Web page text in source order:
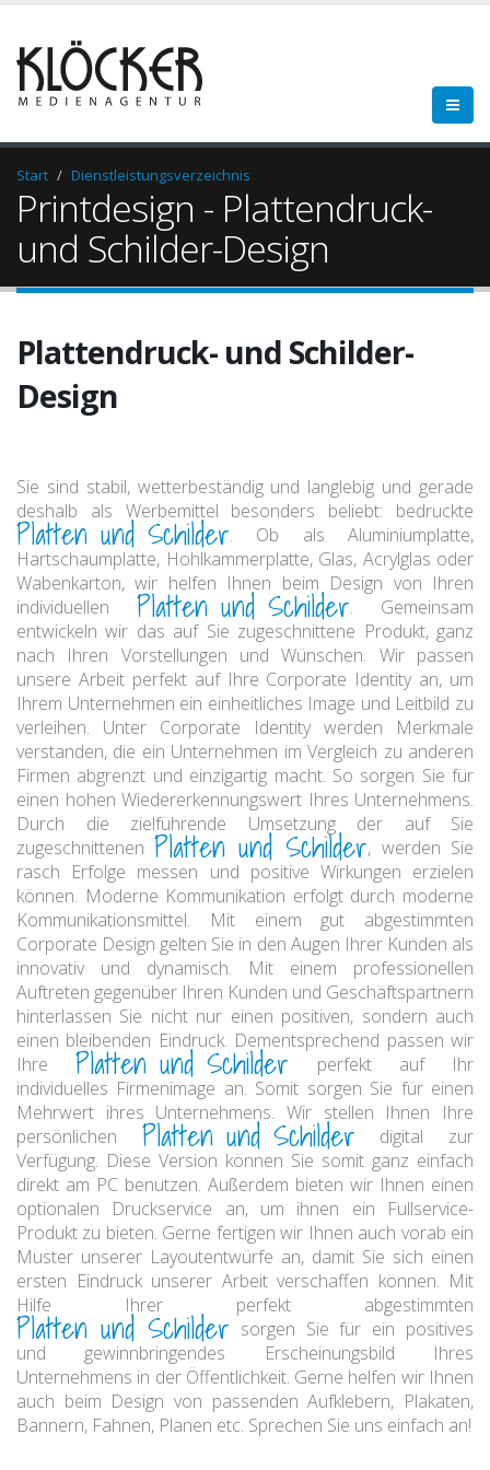
Start Dienstleistungsverzeichnis
Printdesign - Plattendruck-
und Schilder-Design
Plattendruck- und Schilder-
Design
Sie sind stabil, wetterbeständig und langlebig und gerade
deshalb als Werbemittel besonders beliebt: bedruckte
Platten und Schilder. Ob als Aluminiumplatte,
Hartschaumplatte, Hohlkammerplatte, Glas, Acrylglas oder
Wabenkarton, wir helfen Ihnen beim Design von Ihren
individuellen Platten und Schilder. Gemeinsam
entwickeln wir das auf Sie zugeschnittene Produkt, ganz
nach Ihren Vorstellungen und Wünschen. Wir passen
unsere Arbeit perfekt auf Ihre Corporate Identity an, um
Ihrem Unternehmen ein einheitliches Image und Leitbild zu
verleihen. Unter Corporate Identity werden Merkmale
verstanden, die ein Unternehmen im Vergleich zu anderen
Firmen abgrenzt und einzigartig macht. So sorgen Sie für
einen hohen Wiedererkennungswert Ihres Unternehmens.
Durch die zielführende Umsetzung der auf Sie
zugeschnittenen Platten und Schilder, werden Sie
rasch Erfolge messen und positive Wirkungen erzielen
können. Moderne Kommunikation erfolgt durch moderne
Kommunikationsmittel. Mit einem gut abgestimmten
Corporate Design gelten Sie in den Augen Ihrer Kunden als
innovativ und dynamisch. Mit einem professionellen
Auftreten gegenüber Ihren Kunden und Geschäftspartnern
hinterlassen Sie nicht nur einen positiven, sondern auch
einen bleibenden Eindruck. Dementsprechend passen wir
Ihre Platten und Schilder perfekt auf Ihr
individuelles Firmenimage an. Somit sorgen Sie für einen
Mehrwert ihres Unternehmens. Wir stellen Ihnen Ihre
persönlichen Platten und Schilder digital zur
Verfügung. Diese Version können Sie somit ganz einfach
direkt am PC benutzen. Außerdem bieten wir Ihnen einen
optionalen Druckservice an, um ihnen ein Fullservice-
Produkt zu bieten. Gerne fertigen wir Ihnen auch vorab ein
Muster unserer Layoutentwürfe an, damit Sie sich einen
ersten Eindruck unserer Arbeit verschaffen können. Mit
Hilfe Ihrer perfekt abgestimmten
Platten und Schilder sorgen Sie für ein positives
und gewinnbringendes Erscheinungsbild Ihres
Unternehmens in der Öffentlichkeit. Gerne helfen wir Ihnen
auch beim Design von passenden Aufklebern, Plakaten,
Bannern, Fahnen, Planen etc. Sprechen Sie uns einfach an!